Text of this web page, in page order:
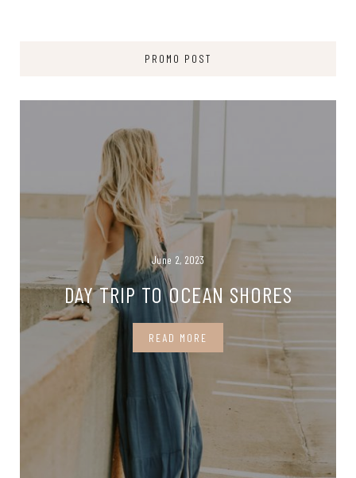
PROMO POST
June 2, 2023
DAY TRIP TO OCEAN SHORES
READ MORE